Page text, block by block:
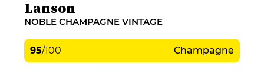
Lanson
NOBLE CHAMPAGNE VINTAGE
95/100 Champagne